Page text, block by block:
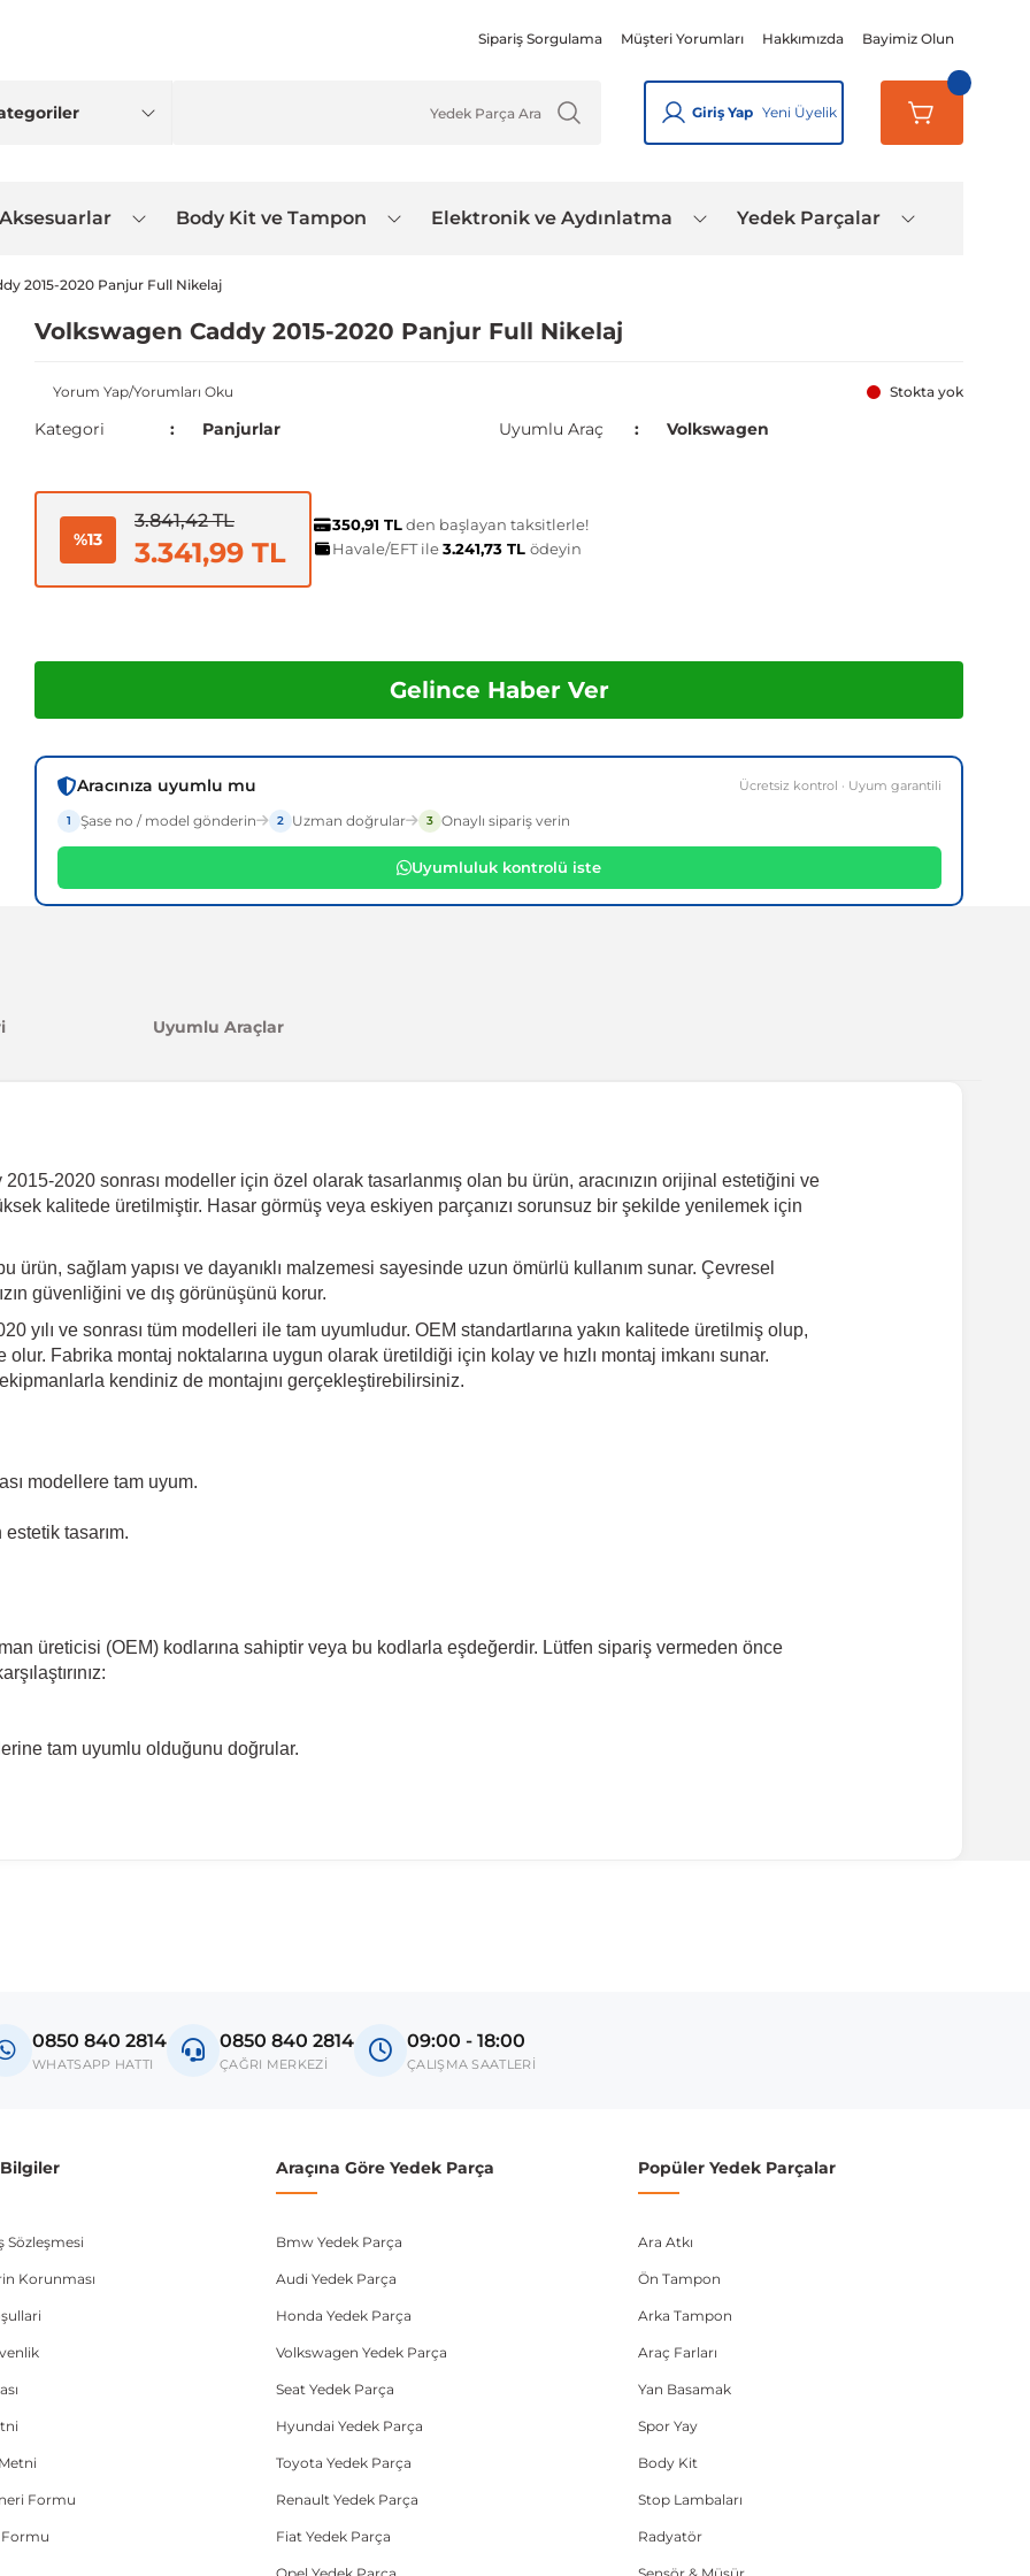
Sipariş Sorgulama Müşteri Yorumları Hakkımızda Bayimiz Olun
Giriş Yap Yeni Üyelik
Aksesuarlar Body Kit ve Tampon Elektronik ve Aydınlatma Yedek Parçalar
2015-2020 Panjur Full Nikelaj
Volkswagen Caddy 2015-2020 Panjur Full Nikelaj
Yorum Yap/Yorumları Oku Stokta yok
Kategori Panjurlar Uyumlu Araç Volkswagen
%13
3.841,42 TL
3.341,99 TL
350,91 TLden başlayan taksitlerle!
Havale/EFT ile3.241,73 TL ödeyin
Gelince Haber Ver
Aracınıza uyumlu mu Ücretsiz kontrol · Uyum garantili
1 Şase no / model gönderin 2 Uzman doğrular 3 Onaylı sipariş verin
Uyumluluk kontrolü iste
Uyumlu Araçlar
2020 sonrası modeller için özel olarak tasarlanmış olan bu ürün, aracınızın orijinal estetiğini ve
kalitede üretilmiştir. Hasar görmüş veya eskiyen parçanızı sorunsuz bir şekilde yenilemek için
sağlam yapısı ve dayanıklı malzemesi sayesinde uzun ömürlü kullanım sunar. Çevresel
güvenliğini ve dış görünüşünü korur.
yılı ve sonrası tüm modelleri ile tam uyumludur. OEM standartlarına yakın kalitede üretilmiş olup,
olur. Fabrika montaj noktalarına uygun olarak üretildiği için kolay ve hızlı montaj imkanı sunar.
kendiniz de montajını gerçekleştirebilirsiniz.
modellere tam uyum.
tasarım.
üreticisi (OEM) kodlarına sahiptir veya bu kodlarla eşdeğerdir. Lütfen sipariş vermeden önce
tam uyumlu olduğunu doğrular.
ve kasa tipleri kullanabilmektedir. Sipariş vermeden önce OEM numarası veya şasi numarası ile uyumluluğu kontrol
0850 840 2814
WHATSAPP HATTI
0850 840 2814
ÇAĞRI MERKEZİ
09:00 - 18:00
ÇALIŞMA SAATLERİ
Sözleşmesi
Korunması
Formu
Formu
Araçına Göre Yedek Parça
Bmw Yedek Parça
Audi Yedek Parça
Honda Yedek Parça
Volkswagen Yedek Parça
Seat Yedek Parça
Hyundai Yedek Parça
Toyota Yedek Parça
Renault Yedek Parça
Fiat Yedek Parça
Popüler Yedek Parçalar
Ara Atkı
Ön Tampon
Arka Tampon
Araç Farları
Yan Basamak
Spor Yay
Body Kit
Stop Lambaları
Radyatör